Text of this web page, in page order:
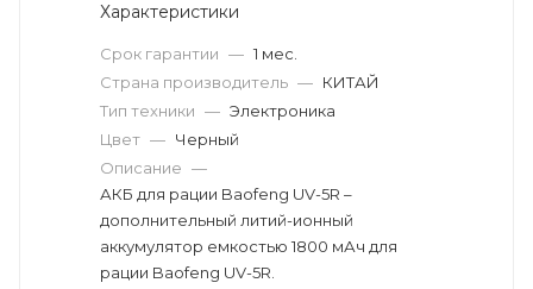
Характеристики
Срок гарантии — 1 мес.
Страна производитель — КИТАЙ
Тип техники — Электроника
Цвет — Черный
Описание —
АКБ для рации Baofeng UV-5R –
дополнительный литий-ионный
аккумулятор емкостью 1800 мАч для
рации Baofeng UV-5R.